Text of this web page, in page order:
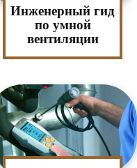
Инженерный гид
по умной
вентиляции